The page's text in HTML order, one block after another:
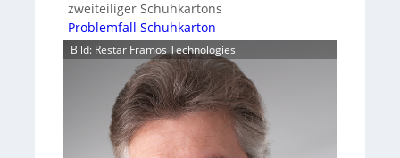
zweiteiliger Schuhkartons
Problemfall Schuhkarton
Bild: Restar Framos Technologies